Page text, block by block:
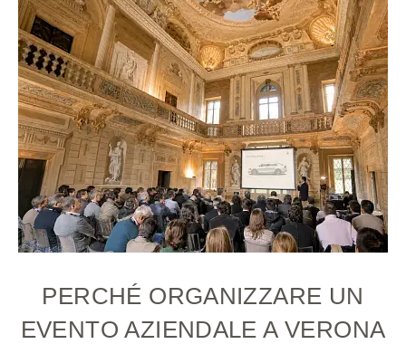
PERCHÉ ORGANIZZARE UN
EVENTO AZIENDALE A VERONA